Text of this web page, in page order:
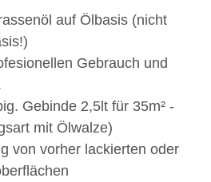
auf Ölbasis (nicht
Gebrauch und
Gebinde 2,5lt für 35m² -
mit Ölwalze)
von vorher lackierten oder